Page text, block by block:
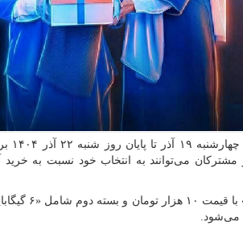
- دو بسته ویژه روز مادر
می‌توانند به انتخاب خود نسبت به خرید
بسته اول شامل «۲ گیگابایت اینترنت و ۲۰۰ دقیقه مکالمه درون‌شبکه» با